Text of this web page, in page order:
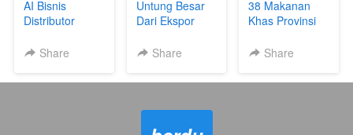
AI Bisnis
Distributor
Bangunan
Share
Untung Besar
Dari Ekspor
Kuliner
Share
38 Makanan
Khas Provinsi
Mudah Dibuat
Share